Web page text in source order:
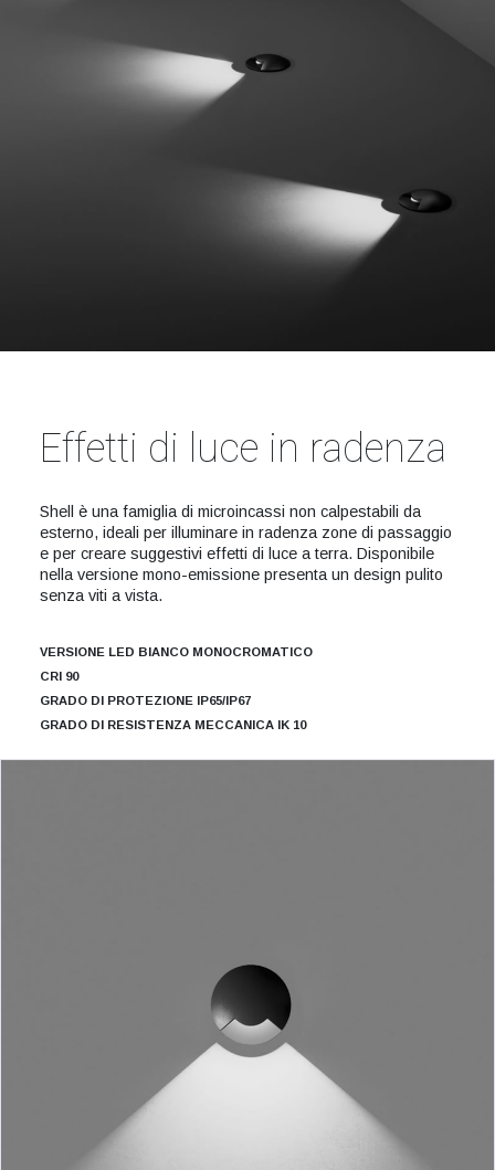
Effetti di luce in radenza
Shell è una famiglia di microincassi non calpestabili da
esterno, ideali per illuminare in radenza zone di passaggio
e per creare suggestivi effetti di luce a terra. Disponibile
nella versione mono-emissione presenta un design pulito
senza viti a vista.
VERSIONE LED BIANCO MONOCROMATICO
CRI 90
GRADO DI PROTEZIONE IP65/IP67
GRADO DI RESISTENZA MECCANICA IK 10